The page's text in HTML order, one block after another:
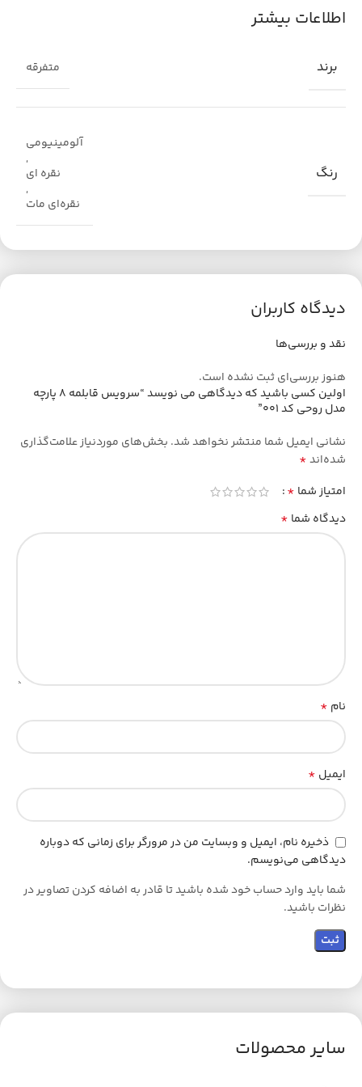
اطلاعات بیشتر
برند متفرقه
رنگ
آلومینیومی
,
نقره ای
,
نقره‌ای مات
دیدگاه کاربران
نقد و بررسی‌ها
هنوز بررسی‌ای ثبت نشده است.
اولین کسی باشید که دیدگاهی می نویسد “سرویس قابلمه 8 پارچه
مدل روحی کد 001”
نشانی ایمیل شما منتشر نخواهد شد. بخش‌های موردنیاز علامت‌گذاری
شده‌اند*
امتیاز شما *
دیدگاه شما *
نام *
ایمیل *
ذخیره نام، ایمیل و وبسایت من در مرورگر برای زمانی که دوباره
دیدگاهی می‌نویسم.
شما باید وارد حساب خود شده باشید تا قادر به اضافه کردن تصاویر در
نظرات باشید.
سایر محصولات